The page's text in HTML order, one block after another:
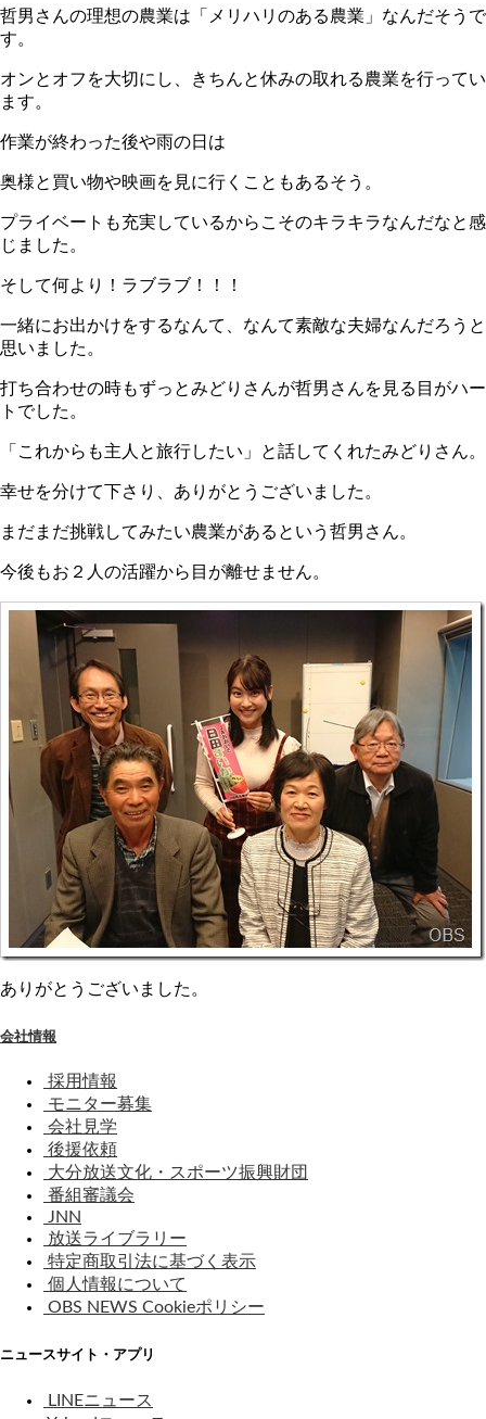
哲男さんの理想の農業は「メリハリのある農業」なんだそうで
す。
オンとオフを大切にし、きちんと休みの取れる農業を行ってい
ます。
作業が終わった後や雨の日は
奥様と買い物や映画を見に行くこともあるそう。
プライベートも充実しているからこそのキラキラなんだなと感
じました。
そして何より！ラブラブ！！！
一緒にお出かけをするなんて、なんて素敵な夫婦なんだろうと
思いました。
打ち合わせの時もずっとみどりさんが哲男さんを見る目がハー
トでした。
「これからも主人と旅行したい」と話してくれたみどりさん。
幸せを分けて下さり、ありがとうございました。
まだまだ挑戦してみたい農業があるという哲男さん。
今後もお２人の活躍から目が離せません。
ありがとうございました。
会社情報
採用情報
モニター募集
会社見学
後援依頼
大分放送文化・スポーツ振興財団
番組審議会
JNN
放送ライブラリー
特定商取引法に基づく表示
個人情報について
OBS NEWS Cookieポリシー
ニュースサイト・アプリ
LINEニュース